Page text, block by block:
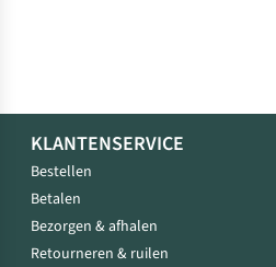
KLANTENSERVICE
Bestellen
Betalen
Bezorgen & afhalen
Retourneren & ruilen